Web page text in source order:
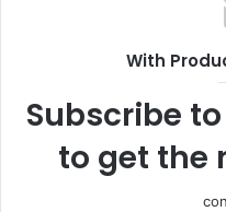
With
Subscribe
to get the